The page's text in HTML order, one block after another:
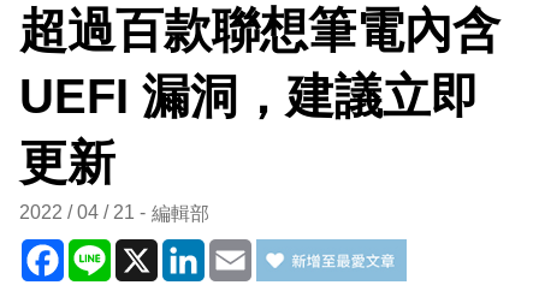
超過百款聯想筆電內含
UEFI 漏洞，建議立即
更新
2022 / 04 / 21 編輯部
Facebook
Line X LinkedIn
Email